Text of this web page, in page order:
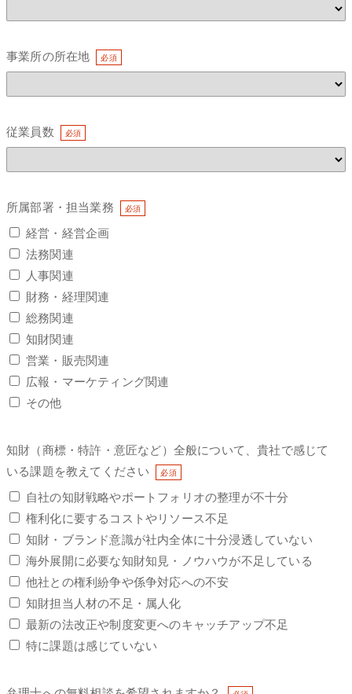
事業所の所在地
従業員数
所属部署・担当業務
経営・経営企画
法務関連
人事関連
財務・経理関連
総務関連
知財関連
営業・販売関連
広報・マーケティング関連
その他
知財（商標・特許・意匠など）全般について、貴社で感じて
いる課題を教えてください
自社の知財戦略やポートフォリオの整理が不十分
権利化に要するコストやリソース不足
知財・ブランド意識が社内全体に十分浸透していない
海外展開に必要な知財知見・ノウハウが不足している
他社との権利紛争や係争対応への不安
知財担当人材の不足・属人化
最新の法改正や制度変更へのキャッチアップ不足
特に課題は感じていない